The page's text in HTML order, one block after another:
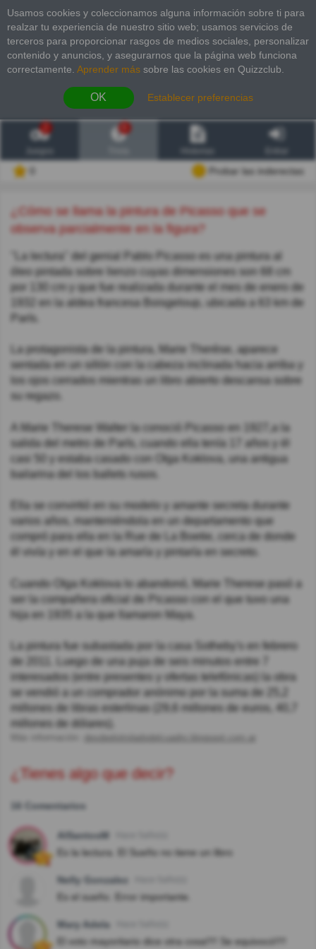
Usamos cookies y coleccionamos alguna información sobre ti para
realzar tu experiencia de nuestro sitio web; usamos servicios de
terceros para proporcionar rasgos de medios sociales, personalizar
contenido y anuncios, y asegurarnos que la página web funciona
correctamente. Aprender más sobre las cookies en Quizzclub.
OK Establecer preferencias
2
Probar las inderectas
¿Cómo se llama la pintura de Picasso que se
observa parcialmente en la figura?
"La lectura" del genial Pablo Picasso es una pintura al
óleo pintada sobre lienzo cuyas dimensiones son 68 cm
por 130 cm y que fue realizada durante el mes de enero de
1932 en la aldea francesa Boisgeloup, ubicada a 63 km de
París.
La protagonista de la pintura, Marie Therèse, aparece
sentada en un sillón con la cabeza inclinada hacia arriba y
los ojos cerrados mientras un libro abierto descansa sobre
su regazo.
A Marie Therese Walter la conoció Picasso en 1927,a la
salida del metro de París, cuando ella tenía 17 años y él
casi 50 y estaba casado con Olga Koklova, una antigua
bailarina del los ballets rusos.
Ella se convirtió en su modelo y amante secreta durante
varios años, manteniéndola en un departamento que
compró para ella en la Rue de La Boetie, cerca de donde
él vivía y en el que la amaría y pintaría en secreto.
Cuando Olga Koklova lo abandonó, Marie Therese pasó a
ser la compañera oficial de Picasso con el que tuvo una
hija en 1935 a la que llamaron Maya.
La pintura fue subastada por la casa Sotheby's en febrero
de 2011. Luego de una puja de seis minutos entre 7
interesados (entre presentes y ofertas telefónicas) la obra
se vendió a un comprador anónimo por la suma de 25,2
millones de libras esterlinas (29,6 millones de euros, 40,7
millones de dólares).
¿Tienes algo que decir?
16 Comentarios
AlSantosM
Es la lectura. El Sueño no tiene un libro
Nelly Gonzalez
Es el sueño. Error importante.
Mary Adela
El voto mayoritario dice otra cosa!!!! Se equivocó!!!!